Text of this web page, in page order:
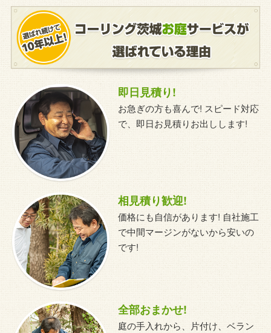
即日見積り!
お急ぎの方も喜んで! スピード対応
で、即日お見積りお出しします!
相見積り歓迎!
価格にも自信があります! 自社施工
で中間マージンがないから安いの
です!
全部おまかせ!
庭の手入れから、片付け、ベラン